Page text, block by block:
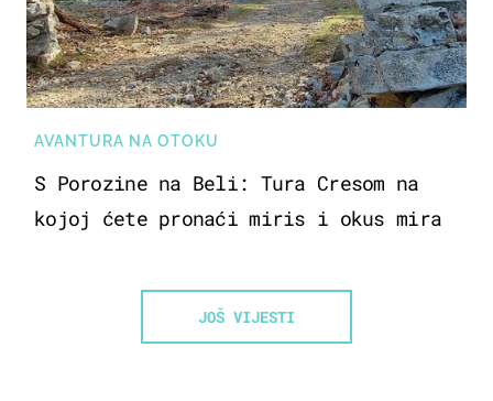
AVANTURA NA OTOKU
S Porozine na Beli: Tura Cresom na
kojoj ćete pronaći miris i okus mira
JOŠ VIJESTI